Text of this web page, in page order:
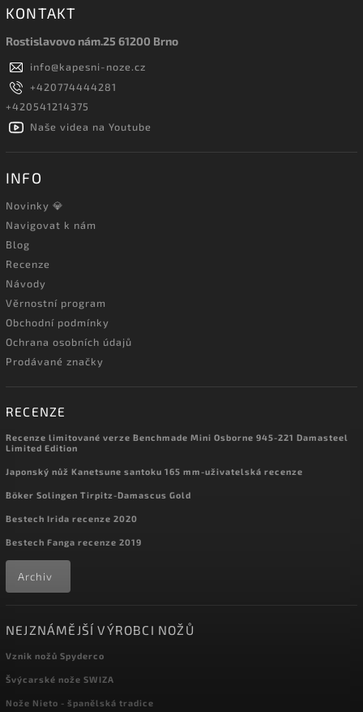
KONTAKT
Rostislavovo nám.25 61200 Brno
info@kapesni-noze.cz
+420774444281
+420541214375
Naše videa na Youtube
INFO
Novinky 💎
Navigovat k nám
Blog
Recenze
Návody
Věrnostní program
Obchodní podmínky
Ochrana osobních údajů
Prodávané značky
RECENZE
Recenze limitované verze Benchmade Mini Osborne 945-221 Damasteel
Limited Edition
Japonský nůž Kanetsune santoku 165 mm-uživatelská recenze
Böker Solingen Tirpitz-Damascus Gold
Bestech Irida recenze 2020
Bestech Fanga recenze 2019
Archiv
NEJZNÁMĚJŠÍ VÝROBCI NOŽŮ
Vznik nožů Spyderco
Švýcarské nože SWIZA
Nože Nieto - španělská tradice